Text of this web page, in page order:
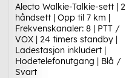
Alecto Walkie-Talkie-sett | 2
håndsett | Opp til 7 km |
Frekvenskanaler: 8 | PTT /
VOX | 24 timers standby |
Ladestasjon inkludert |
Hodetelefonutgang | Blå /
Svart